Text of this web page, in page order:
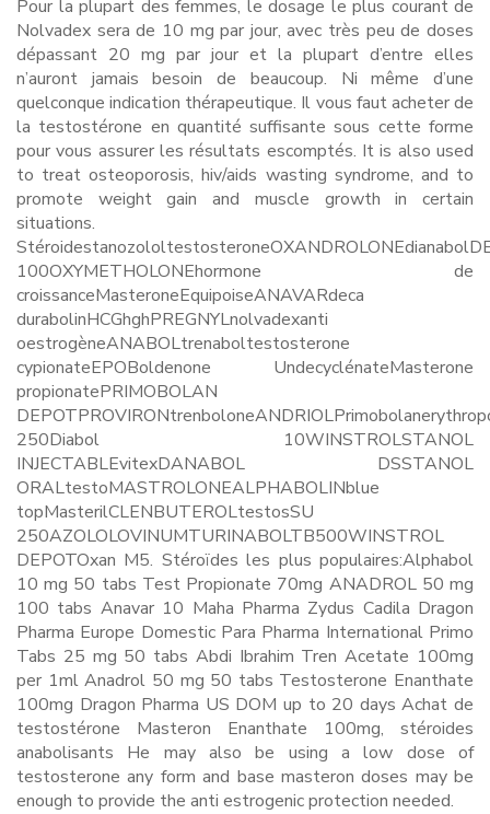
Pour la plupart des femmes, le dosage le plus courant de
Nolvadex sera de 10 mg par jour, avec très peu de doses
dépassant 20 mg par jour et la plupart d’entre elles
n’auront jamais besoin de beaucoup. Ni même d’une
quelconque indication thérapeutique. Il vous faut acheter de
la testostérone en quantité suffisante sous cette forme
pour vous assurer les résultats escomptés. It is also used
to treat osteoporosis, hiv/aids wasting syndrome, and to
promote weight gain and muscle growth in certain
situations.
100OXYMETHOLONEhormone de
croissanceMasteroneEquipoiseANAVARdeca
durabolinHCGhghPREGNYLnolvadexanti
oestrogèneANABOLtrenaboltestosterone
cypionateEPOBoldenone UndecyclénateMasterone
propionatePRIMOBOLAN
250Diabol 10WINSTROLSTANOL
INJECTABLEvitexDANABOL DSSTANOL
ORALtestoMASTROLONEALPHABOLINblue
topMasterilCLENBUTEROLtestosSU
250AZOLOLOVINUMTURINABOLTB500WINSTROL
DEPOTOxan M5. Stéroïdes les plus populaires:Alphabol
10 mg 50 tabs Test Propionate 70mg ANADROL 50 mg
100 tabs Anavar 10 Maha Pharma Zydus Cadila Dragon
Pharma Europe Domestic Para Pharma International Primo
Tabs 25 mg 50 tabs Abdi Ibrahim Tren Acetate 100mg
per 1ml Anadrol 50 mg 50 tabs Testosterone Enanthate
100mg Dragon Pharma US DOM up to 20 days Achat de
testostérone Masteron Enanthate 100mg, stéroides
anabolisants He may also be using a low dose of
testosterone any form and base masteron doses may be
enough to provide the anti estrogenic protection needed.